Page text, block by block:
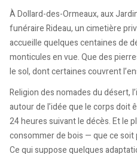
À Dollard-des-Ormeaux, aux
funéraire Rideau, un cimetière
accueille quelques centaines de
monticules en vue. Que des
le sol, dont certaines couvrent
Religion des nomades du désert,
autour de l’idée que le corps doit
24 heures suivant le décès. Et le
consommer de bois — que ce soit
Ce qui suppose quelques